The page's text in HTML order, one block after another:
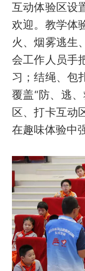
互动体验区设
欢迎。教学体
火、烟雾逃生
会工作人员手
习；结绳、包
覆盖“防、逃
区、打卡互动
在趣味体验中